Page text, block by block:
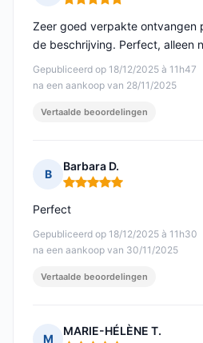
Opmerking: 5 van 5
Gepubliceerd op 18/12/2025 à 11h47
na een aankoop van 28/11/2025
Zeer goed verpakte ontvangen
de beschrijving. Perfect, alleen
Vertaalde beoordelingen
B
Barbara D.
Opmerking: 5 van 5
Gepubliceerd op 18/12/2025 à 11h30
na een aankoop van 30/11/2025
Perfect
Vertaalde beoordelingen
M
MARIE-HÉLÈNE T.